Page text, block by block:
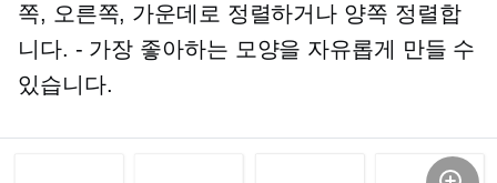
쪽, 오른쪽, 가운데로 정렬하거나 양쪽 정렬합
니다. - 가장 좋아하는 모양을 자유롭게 만들 수
있습니다.